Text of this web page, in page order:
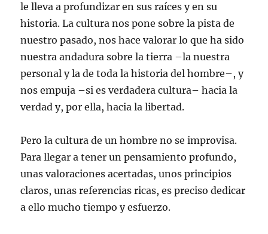
le lleva a profundizar en sus raíces y en su
historia. La cultura nos pone sobre la pista de
nuestro pasado, nos hace valorar lo que ha sido
nuestra andadura sobre la tierra –la nuestra
personal y la de toda la historia del hombre–, y
nos empuja –si es verdadera cultura– hacia la
verdad y, por ella, hacia la libertad.
Pero la cultura de un hombre no se improvisa.
Para llegar a tener un pensamiento profundo,
unas valoraciones acertadas, unos principios
claros, unas referencias ricas, es preciso dedicar
a ello mucho tiempo y esfuerzo.